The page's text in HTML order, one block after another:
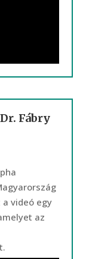
Fábry
videó egy
az